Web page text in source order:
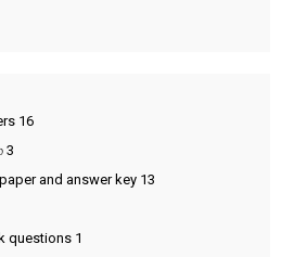
16
3
and answer key 13
questions 1